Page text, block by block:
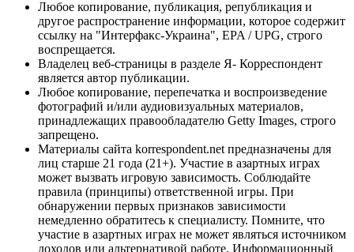
Любое копирование, публикация, републикация и
другое распространение информации, которое содержит
ссылку на "Интерфакс-Украина", EPA / UPG, строго
воспрещается.
Владелец веб-страницы в разделе Я- Корреспондент
является автор публикации.
Любое копирование, перепечатка и воспроизведение
фотографий и/или аудиовизуальных материалов,
принадлежащих правообладателю Getty Images, строго
запрещено.
Материалы сайта korrespondent.net предназначены для
лиц старше 21 года (21+). Участие в азартных играх
может вызвать игровую зависимость. Соблюдайте
правила (принципы) ответственной игры. При
обнаружении первых признаков зависимости
немедленно обратитесь к специалисту. Помните, что
участие в азартных играх не может являться источником
доходов или альтернативой работе. Информационный